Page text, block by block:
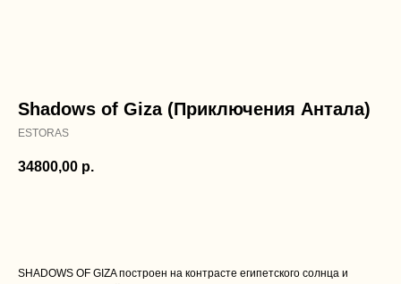
Shadows of Giza (Приключения Антала)
ESTORAS
34800,00 р.
SHADOWS OF GIZA построен на контрасте египетского солнца и